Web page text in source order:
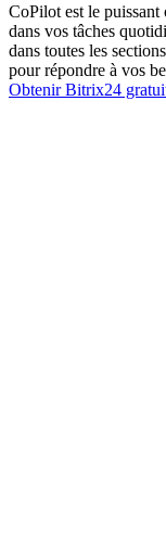
CoPilot est le
dans vos tâches
dans toutes les
pour répondre à vos
Obtenir Bitrix24